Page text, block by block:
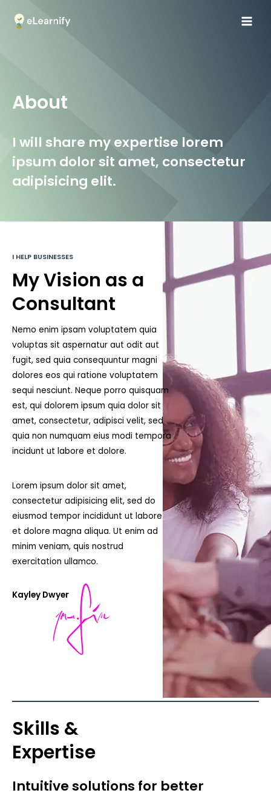
About
I will share my expertise lorem
ipsum dolor sit amet, consectetur
adipisicing elit.
I HELP BUSINESSES
My Vision as a
Consultant
Nemo enim ipsam voluptatem quia
voluptas sit aspernatur aut odit aut
fugit, sed quia consequuntur magni
dolores eos qui ratione voluptatem
sequi nesciunt. Neque porro quisquam
est, qui dolorem ipsum quia dolor sit
amet, consectetur, adipisci velit, sed
quia non numquam eius modi tempora
incidunt ut labore et dolore.
Lorem ipsum dolor sit amet,
consectetur adipisicing elit, sed do
eiusmod tempor incididunt ut labore
et dolore magna aliqua. Ut enim ad
minim veniam, quis nostrud
exercitation ullamco.
Kayley Dwyer
Skills &
Expertise
Intuitive solutions for better